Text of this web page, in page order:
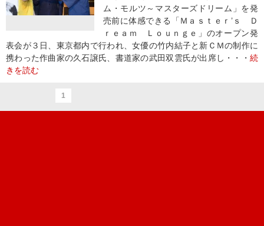
ム・モルツ～マスターズドリーム」を発
売前に体感できる「Ｍａｓｔｅｒ’ｓ Ｄ
ｒｅａｍ Ｌｏｕｎｇｅ」のオープン発
表会が３日、東京都内で行われ、女優の竹内結子と新ＣＭの制作に
携わった作曲家の久石譲氏、書道家の武田双雲氏が出席し・・・ 続
きを読む
1